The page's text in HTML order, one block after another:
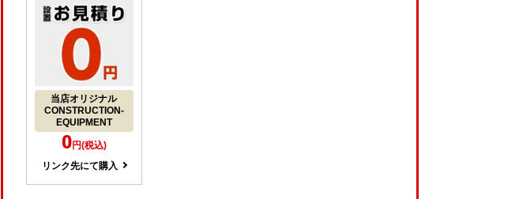
当店オリジナル
CONSTRUCTION-
EQUIPMENT
0円(税込)
リンク先にて購入